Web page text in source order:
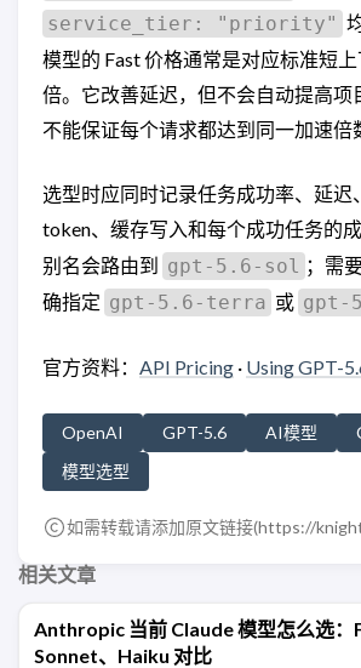
service_tier: "priority"
模型的 Fast 价格通常是对应标准短
倍。它改善延迟，但不会自动提高项
不能保证每个请求都达到同一加速倍
选型时应同时记录任务成功率、延迟
token、缓存写入和每个成功任务的成
别名会路由到 gpt-5.6-sol ；需
确指定 gpt-5.6-terra 或 gpt-
官方资料： API Pricing · Using GPT-
OpenAI GPT-5.6 AI模型
模型选型
如需转载请添加原文链接(https://
相关文章
Anthropic 当前 Claude 模型怎么选：
Sonnet、Haiku 对比